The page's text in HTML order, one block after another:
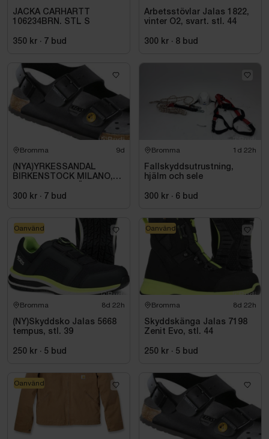
JACKA CARHARTT
106234BRN. STL S
350 kr · 7 bud
Arbetsstövlar Jalas 1822,
vinter O2, svart. stl. 44
300 kr · 8 bud
Bromma 9d
(NYA)YRKESSANDAL
BIRKENSTOCK MILANO,
SVART. STL 42
300 kr · 7 bud
Bromma 1d 22h
Fallskyddsutrustning,
hjälm och sele
300 kr · 6 bud
Bromma 8d 22h
(NY)Skyddsko Jalas 5668
tempus, stl. 39
250 kr · 5 bud
Oanvänd
Bromma 8d 22h
Skyddskänga Jalas 7198
Zenit Evo, stl. 44
250 kr · 5 bud
Oanvänd
Oanvänd